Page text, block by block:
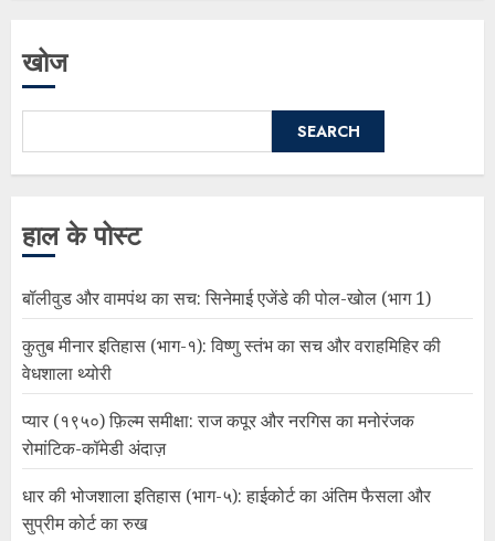
खोज
SEARCH
हाल के पोस्ट
बॉलीवुड और वामपंथ का सच: सिनेमाई एजेंडे की पोल-खोल (भाग 1)
कुतुब मीनार इतिहास (भाग-१): विष्णु स्तंभ का सच और वराहमिहिर की
वेधशाला थ्योरी
प्यार (१९५०) फ़िल्म समीक्षा: राज कपूर और नरगिस का मनोरंजक
रोमांटिक-कॉमेडी अंदाज़
धार की भोजशाला इतिहास (भाग-५): हाईकोर्ट का अंतिम फैसला और
सुप्रीम कोर्ट का रुख